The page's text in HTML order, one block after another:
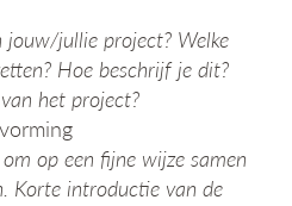
jouw/jullie project? Welke
Hoe beschrijf je dit?
het project?
op een fijne wijze samen
Korte introductie van de